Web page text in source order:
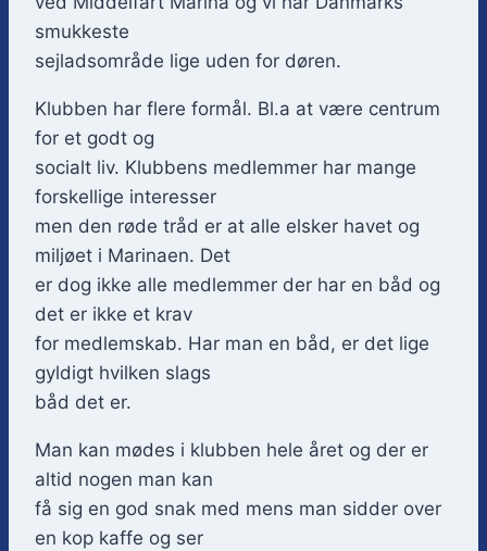
smukkeste
sejladsområde lige uden for døren.
Klubben har flere formål. Bl.a at være centrum
for et godt og
socialt liv. Klubbens medlemmer har mange
forskellige interesser
men den røde tråd er at alle elsker havet og
miljøet i Marinaen. Det
er dog ikke alle medlemmer der har en båd og
det er ikke et krav
for medlemskab. Har man en båd, er det lige
gyldigt hvilken slags
båd det er.
Man kan mødes i klubben hele året og der er
altid nogen man kan
få sig en god snak med mens man sidder over
en kop kaffe og ser